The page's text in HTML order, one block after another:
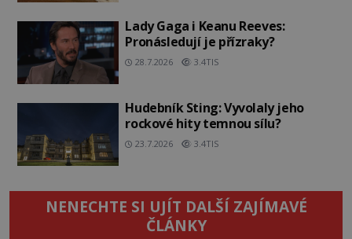
Lady Gaga i Keanu Reeves:
Pronásledují je přízraky?
28.7.2026 3.4TIS
Hudebník Sting: Vyvolaly jeho
rockové hity temnou sílu?
23.7.2026 3.4TIS
NENECHTE SI UJÍT DALŠÍ ZAJÍMAVÉ
ČLÁNKY